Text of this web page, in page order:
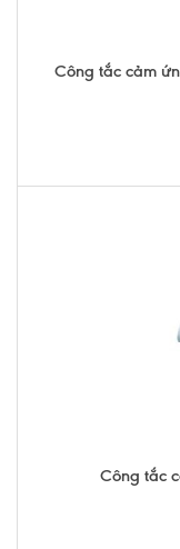
Công tắc cảm
Công tắc